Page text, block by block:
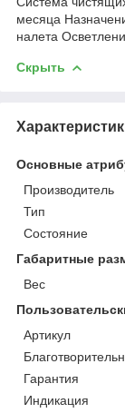
месяца
налета
Скрыть
Основные
Производитель
Тип
Состояние
Габаритные
Вес
Артикул
Гарантия
Индикация